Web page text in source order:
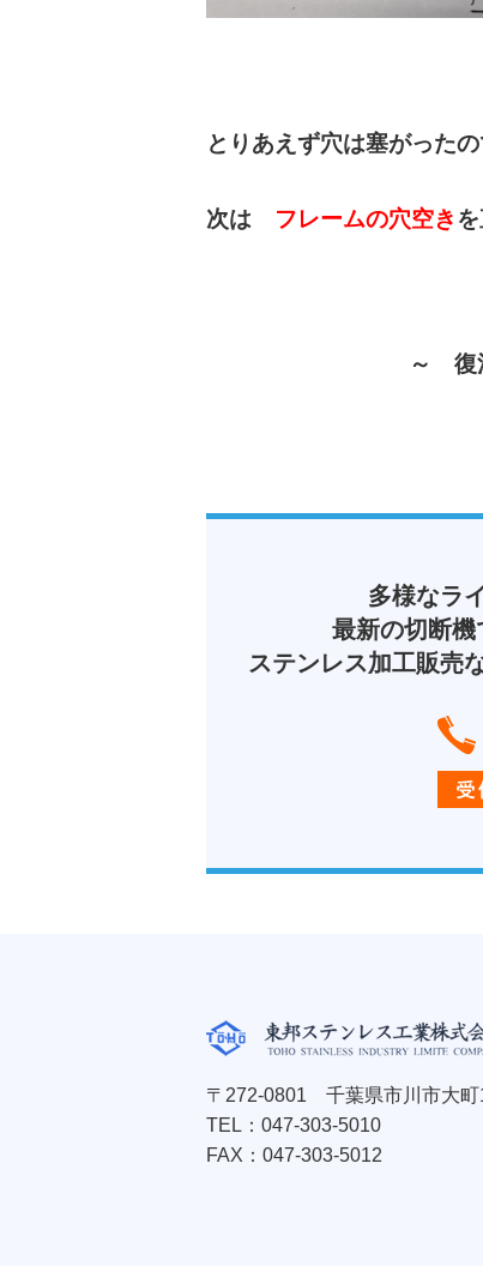
とりあえず穴は塞がった
次は フレームの穴空き
～ 復
多様なラ
最新の切断機
ステンレス加工販売
〒272-0801 千葉県市川市大町
TEL： 047-303-5010
FAX：047-303-5012